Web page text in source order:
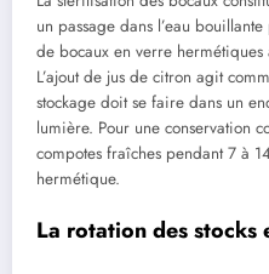
un passage dans l’eau
de bocaux en verre
L’ajout de jus de citron agit
stockage doit se faire dans un
lumière. Pour une conservation
compotes fraîches pendant 7 à
hermétique.
La rotation des stocks